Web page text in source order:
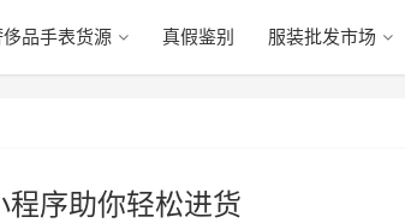
品手表货源 真假鉴别 服装批发市场
序助你轻松进货